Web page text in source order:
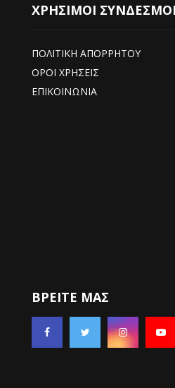
ΧΡΗΣΙΜΟΙ ΣΥΝΔΕΣΜΟΙ
ΠΟΛΙΤΙΚΗ ΑΠΟΡΡΗΤΟΥ
ΟΡΟΙ ΧΡΗΣΕΙΣ
ΕΠΙΚΟΙΝΩΝΙΑ
ΒΡΕΊΤΕ ΜΑΣ